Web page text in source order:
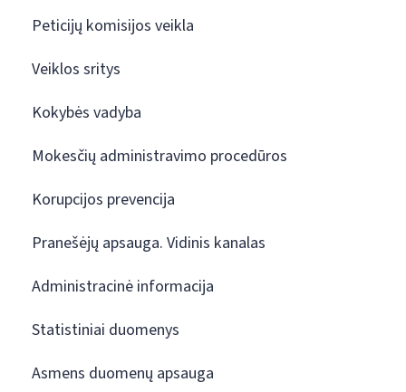
Peticijų komisijos veikla
Veiklos sritys
Kokybės vadyba
Mokesčių administravimo procedūros
Korupcijos prevencija
Pranešėjų apsauga. Vidinis kanalas
Administracinė informacija
Statistiniai duomenys
Asmens duomenų apsauga